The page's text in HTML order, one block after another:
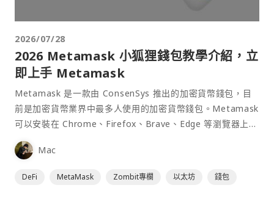
2026/07/28
2026 Metamask 小狐狸錢包教學介紹，立
即上手 Metamask
Metamask 是一款由 ConsenSys 推出的加密貨幣錢包，目
前是加密貨幣業界中最多人使用的加密貨幣錢包。Metamask
可以安裝在 Chrome、Firefox、Brave、Edge 等瀏覽器上作
為插件使用，具備許多功能且使用上非常方便。
Mac
DeFi MetaMask Zombit專欄 以太坊 錢包